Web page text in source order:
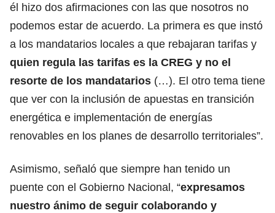
él hizo dos afirmaciones con las que nosotros no
podemos estar de acuerdo. La primera es que instó
a los mandatarios locales a que rebajaran tarifas y
quien regula las tarifas es la CREG y no el
resorte de los mandatarios (…). El otro tema tiene
que ver con la inclusión de apuestas en transición
energética e implementación de energías
renovables en los planes de desarrollo territoriales”.
Asimismo, señaló que siempre han tenido un
puente con el Gobierno Nacional, “expresamos
nuestro ánimo de seguir colaborando y